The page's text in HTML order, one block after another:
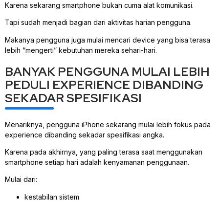
Karena sekarang smartphone bukan cuma alat komunikasi.
Tapi sudah menjadi bagian dari aktivitas harian pengguna.
Makanya pengguna juga mulai mencari device yang bisa terasa
lebih “mengerti” kebutuhan mereka sehari-hari.
BANYAK PENGGUNA MULAI LEBIH
PEDULI EXPERIENCE DIBANDING
SEKADAR SPESIFIKASI
Menariknya, pengguna iPhone sekarang mulai lebih fokus pada
experience dibanding sekadar spesifikasi angka.
Karena pada akhirnya, yang paling terasa saat menggunakan
smartphone setiap hari adalah kenyamanan penggunaan.
Mulai dari:
kestabilan sistem